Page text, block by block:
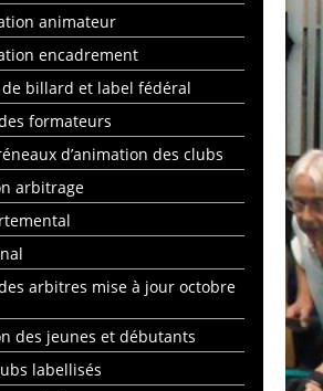
animateur
encadrement
de billard et label fédéral
formateurs
d’animation des clubs
arbitrage
arbitres mise à jour octobre
des jeunes et débutants
labellisés